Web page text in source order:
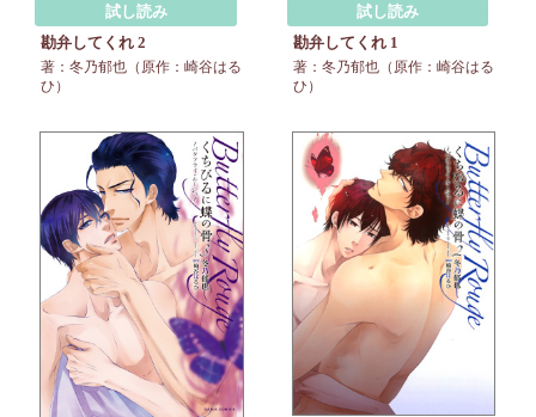
試し読み
勘弁してくれ 2
著：冬乃郁也（原作：崎谷はる
ひ）
試し読み
勘弁してくれ 1
著：冬乃郁也（原作：崎谷はる
ひ）